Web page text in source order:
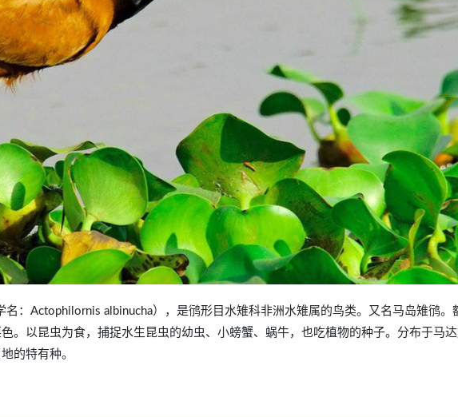
名：Actophilornis albinucha），是鸻形目水雉科非洲水雉属的鸟类。又名马岛雉鸻。
。以昆虫为食，捕捉水生昆虫的幼虫、小螃蟹、蜗牛，也吃植物的种子。分布于马
的特有种。